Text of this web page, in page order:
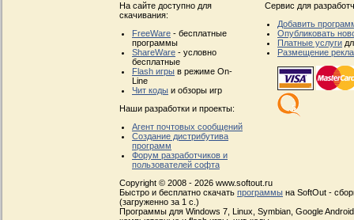
На сайте доступно для
скачивания:
FreeWare - бесплатные
программы
ShareWare - условно
бесплатные
Flash игры в режиме On-
Line
Чит коды и обзоры игр
Наши разработки и проекты:
Агент почтовых сообщений
Создание дистрибутива
программ
Форум разработчиков и
пользователей софта
Сервис для
Добавить
Опубликовать
Платные услуги
Размещение
Copyright © 2008 - 2026 www.softout.ru
Быстро и бесплатно скачать программы на SoftOut -
(загруженно за 1 с.)
Программы для Windows 7, Linux, Symbian, Google